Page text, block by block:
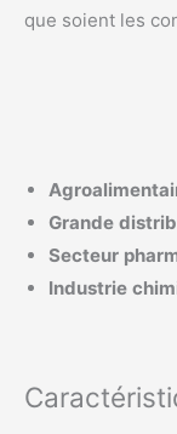
que soient les
Grande
Secteur
Industrie